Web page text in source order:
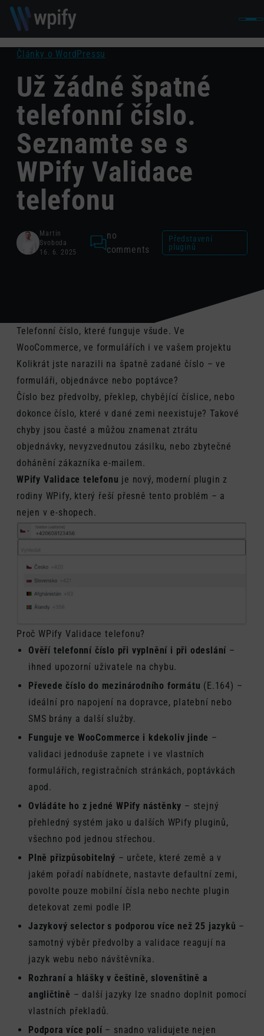
Články o WordPressu
Už žádné špatné
telefonní číslo.
Seznamte se s
WPify Validace
telefonu
Martin
Svoboda
16. 6. 2025
no
comments
Představení
pluginů
Telefonní číslo, které funguje všude. Ve
WooCommerce, ve formulářích i ve vašem projektu
Kolikrát jste narazili na špatně zadané číslo – ve
formuláři, objednávce nebo poptávce?
Číslo bez předvolby, překlep, chybějící číslice, nebo
dokonce číslo, které v dané zemi neexistuje? Takové
chyby jsou časté a můžou znamenat ztrátu
objednávky, nevyzvednutou zásilku, nebo zbytečné
dohánění zákazníka e-mailem.
WPify Validace telefonu je nový, moderní plugin z
rodiny WPify, který řeší přesně tento problém – a
nejen v e-shopech.
Proč WPify Validace telefonu?
Ověří telefonní číslo při vyplnění i při odeslání –
ihned upozorní uživatele na chybu.
Převede číslo do mezinárodního formátu (E.164) –
ideální pro napojení na dopravce, platební nebo
SMS brány a další služby.
Funguje ve WooCommerce i kdekoliv jinde –
validaci jednoduše zapnete i ve vlastních
formulářích, registračních stránkách, poptávkách
apod.
Ovládáte ho z jedné WPify nástěnky – stejný
přehledný systém jako u dalších WPify pluginů,
všechno pod jednou střechou.
Plně přizpůsobitelný – určete, které země a v
jakém pořadí nabídnete, nastavte defaultní zemi,
povolte pouze mobilní čísla nebo nechte plugin
detekovat zemi podle IP.
Jazykový selector s podporou více než 25 jazyků –
samotný výběr předvolby a validace reagují na
jazyk webu nebo návštěvníka.
Rozhraní a hlášky v češtině, slovenštině a
angličtině – další jazyky lze snadno doplnit pomocí
vlastních překladů.
Podpora více polí – snadno validujete nejen